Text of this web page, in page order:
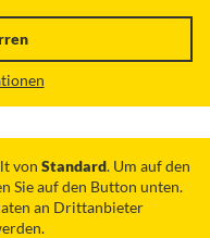
von Standard. Um auf den
Sie auf den Button unten.
an Drittanbieter